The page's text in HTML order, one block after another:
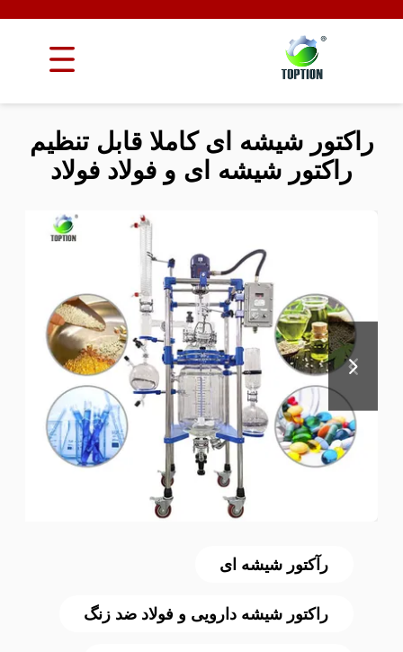
رآکتور شیشه ای
راکتور شیشه دارویی و فولاد ضد زنگ
راکتور شیشه ای کاملا قابل تنظیم
راکتور شیشه ای و فولاد فولاد